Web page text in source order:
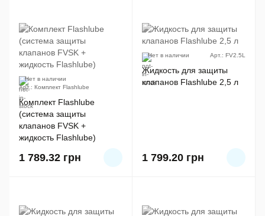
Нет в наличии
Арт.: Комплект Flashlube
Комплект Flashlube
(cистема защиты
клапанов FVSK +
жидкость Flashlube)
1 789.32 грн
Нет в наличии Арт.: FV2.5L
Жидкость для защиты
клапанов Flashlube 2,5 л
1 799.20 грн